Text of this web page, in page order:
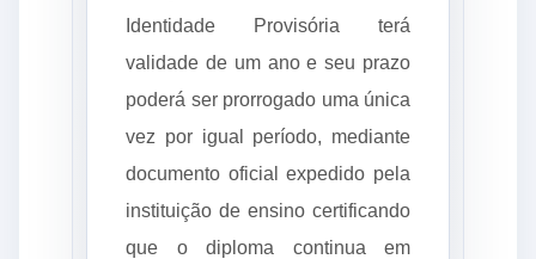
Identidade Provisória terá
validade de um ano e seu prazo
poderá ser prorrogado uma única
vez por igual período, mediante
documento oficial expedido pela
instituição de ensino certificando
que o diploma continua em